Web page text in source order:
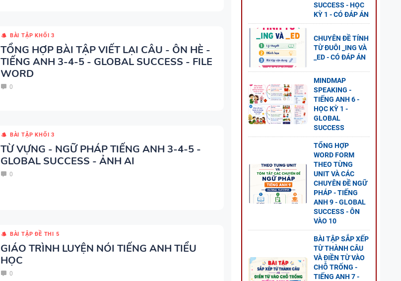
_ED - CÓ ĐÁP ÁN
BÀI TẬP SẮP XẾP TỪ THÀNH CÂU
BÀI TẬP KHỐI 3
TỔNG HỢP BÀI TẬP VIẾT LẠI CÂU - ÔN HÈ -
TIẾNG ANH 3-4-5 - GLOBAL SUCCESS - FILE
WORD
0
BÀI TẬP KHỐI 3
TỪ VỰNG - NGỮ PHÁP TIẾNG ANH 3-4-5 -
GLOBAL SUCCESS - ẢNH AI
0
BÀI TẬP ĐỀ THI 5
GIÁO TRÌNH LUYỆN NÓI TIẾNG ANH TIỂU
HỌC
0
SUCCESS - HỌC
KỲ 1 - CÓ ĐÁP ÁN
CHUYÊN ĐỀ TÍNH
TỪ ĐUÔI _ING VÀ
_ED - CÓ ĐÁP ÁN
MINDMAP
SPEAKING -
TIẾNG ANH 6 -
HỌC KỲ 1 -
GLOBAL
SUCCESS
TỔNG HỢP
WORD FORM
THEO TỪNG
UNIT VÀ CÁC
CHUYÊN ĐỀ NGỮ
PHÁP - TIẾNG
ANH 9 - GLOBAL
SUCCESS - ÔN
VÀO 10
BÀI TẬP SẮP XẾP
TỪ THÀNH CÂU
VÀ ĐIỀN TỪ VÀO
CHỖ TRỐNG -
TIẾNG ANH 7 -